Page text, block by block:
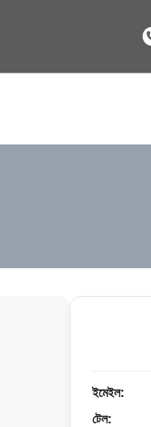
ইমেইল:
টেল: